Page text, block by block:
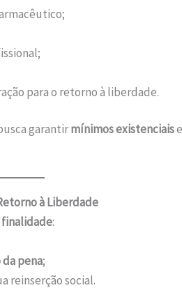
para o retorno à liberdade.
garantirmínimos existenciaise
à Liberdade
:
pena;
reinserção social.